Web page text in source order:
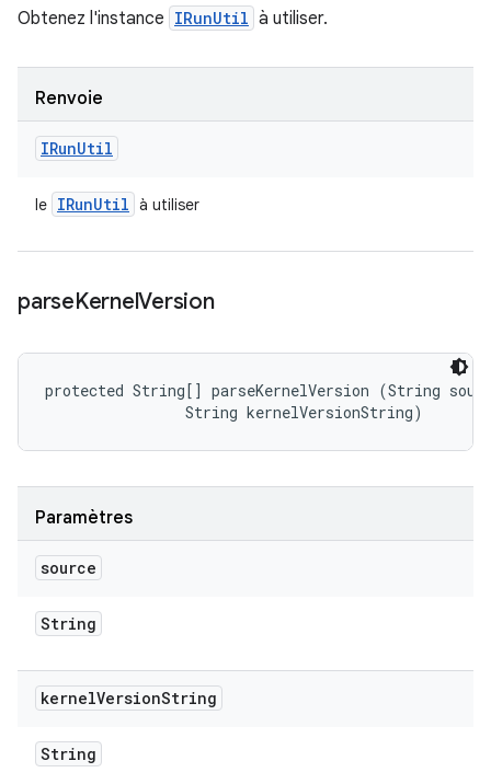
Obtenez l'instance IRunUtil à utiliser.
Renvoie
IRunUtil
le IRunUtil à utiliser
parseKernelVersion
protected String[] parseKernelVersion (String
                String kernelVersionString)
Paramètres
source
String
kernelVersionString
String